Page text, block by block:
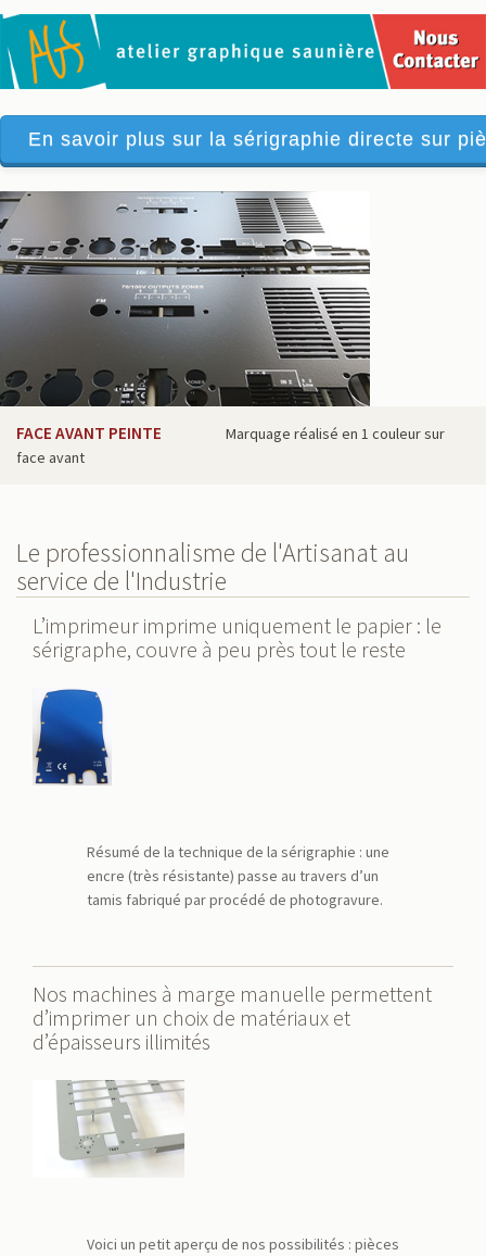
En savoir plus sur la sérigraphie directe sur
FACE AVANT PEINTE
Marquage réalisé en 1 couleur sur
face avant
Le professionnalisme de l'Artisanat au
service de l'Industrie
L’imprimeur imprime uniquement le papier : le
sérigraphe, couvre à peu près tout le reste
Résumé de la technique de la sérigraphie : une
encre (très résistante) passe au travers d’un
tamis fabriqué par procédé de photogravure.
Nos machines à marge manuelle permettent
d’imprimer un choix de matériaux et
d’épaisseurs illimités
Voici un petit aperçu de nos possibilités : pièces